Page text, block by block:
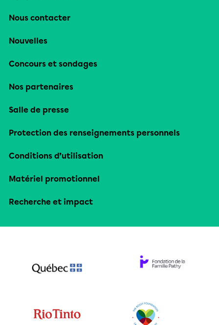
Nous contacter
Nouvelles
Concours et sondages
Nos partenaires
Salle de presse
Protection des renseignements personnels
Conditions d’utilisation
Matériel promotionnel
Recherche et impact